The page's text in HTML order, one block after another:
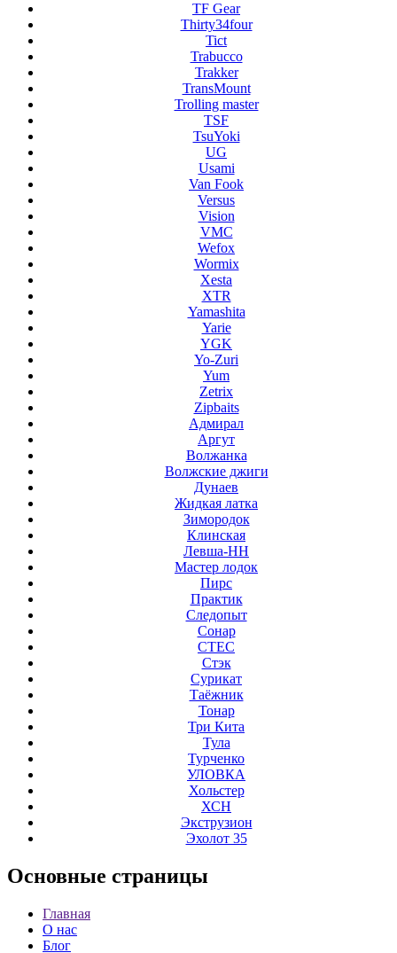
TF Gear
Thirty34four
Tict
Trabucco
Trakker
TransMount
Trolling master
TSF
TsuYoki
UG
Usami
Van Fook
Versus
Vision
VMC
Wefox
Wormix
Xesta
XTR
Yamashita
Yarie
YGK
Yo-Zuri
Yum
Zetrix
Zipbaits
Адмирал
Аргут
Волжанка
Волжские джиги
Дунаев
Жидкая латка
Зимородок
Клинская
Левша-НН
Мастер лодок
Пирс
Практик
Следопыт
Сонар
СТЕС
Стэк
Сурикат
Таёжник
Тонар
Три Кита
Тула
Турченко
УЛОВКА
Хольстер
ХСН
Экструзион
Эхолот 35
Основные страницы
Главная
О нас
Блог